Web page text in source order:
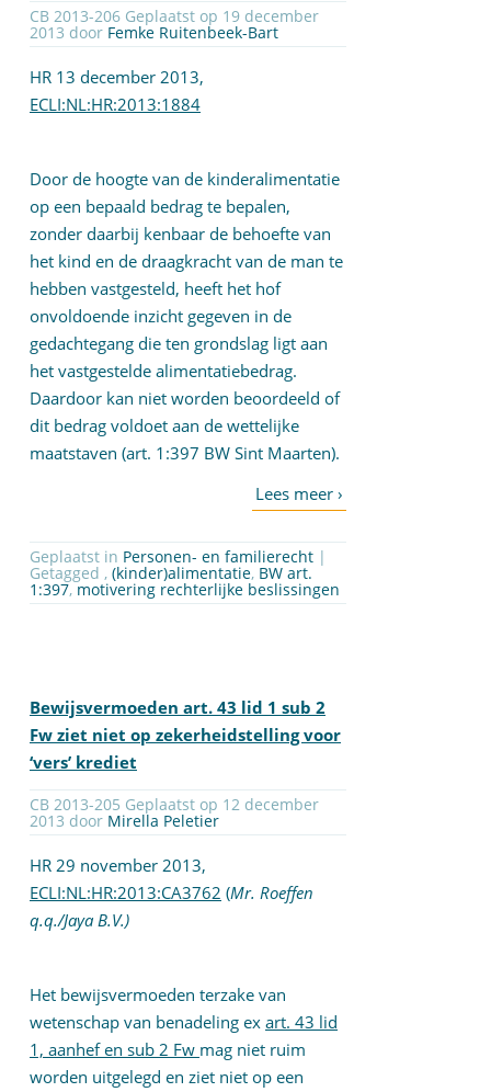
CB 2013-206 Geplaatst op 19 december
2013 door Femke Ruitenbeek-Bart
HR 13 december 2013,
ECLI:NL:HR:2013:1884
Door de hoogte van de kinderalimentatie
op een bepaald bedrag te bepalen,
zonder daarbij kenbaar de behoefte van
het kind en de draagkracht van de man te
hebben vastgesteld, heeft het hof
onvoldoende inzicht gegeven in de
gedachtegang die ten grondslag ligt aan
het vastgestelde alimentatiebedrag.
Daardoor kan niet worden beoordeeld of
dit bedrag voldoet aan de wettelijke
maatstaven (art. 1:397 BW Sint Maarten).
Geplaatst in Personen- en familierecht
Getagged , (kinder)alimentatie, BW art.
1:397, motivering rechterlijke beslissingen
Bewijsvermoeden art. 43 lid 1 sub 2
Fw ziet niet op zekerheidstelling voor
‘vers’ krediet
CB 2013-205 Geplaatst op 12 december
2013 door Mirella Peletier
HR 29 november 2013,
ECLI:NL:HR:2013:CA3762 (Mr. Roeffen
q.q./Jaya B.V.)
Het bewijsvermoeden terzake van
wetenschap van benadeling ex art. 43 lid
1, aanhef en sub 2 Fw mag niet ruim
worden uitgelegd en ziet niet op een